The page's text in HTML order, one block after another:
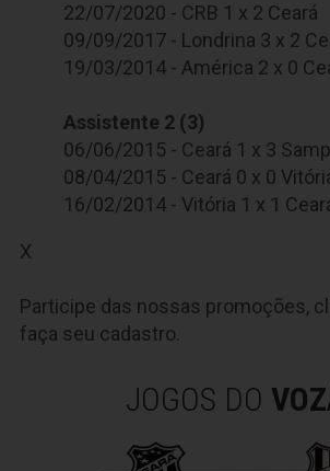
22/07/2020 - CRB 1 x 2 Ceará
09/09/2017 - Londrina 3 x 2
19/03/2014 - América 2 x 0
Assistente 2 (3)
06/06/2015 - Ceará 1 x 3
08/04/2015 - Ceará 0 x 0
16/02/2014 - Vitória 1 x 1
X
Participe das nossas promoções,
faça seu cadastro.
JOGOS DO